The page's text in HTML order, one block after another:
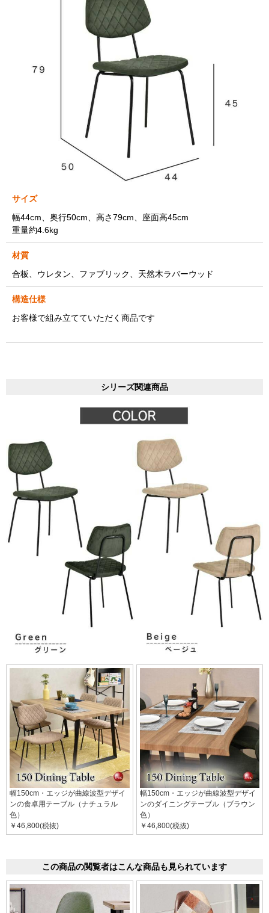
サイズ
幅44cm、奥行50cm、高さ79cm、座面高45cm
重量約4.6kg
材質
合板、ウレタン、ファブリック、天然木ラバーウッド
構造仕様
お客様で組み立てていただく商品です
シリーズ関連商品
幅150cm・エッジが曲線波型デザイ
ンの食卓用テーブル（ナチュラル
色）
￥46,800(税抜)
幅150cm・エッジが曲線波型デザイ
ンのダイニングテーブル（ブラウン
色）
￥46,800(税抜)
この商品の閲覧者はこんな商品も見られています